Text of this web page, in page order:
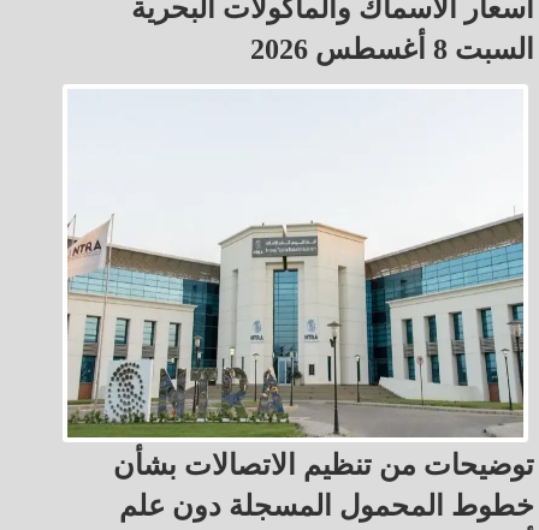
أسعار الأسماك والمأكولات البحرية
السبت 8 أغسطس 2026
توضيحات من تنظيم الاتصالات بشأن
خطوط المحمول المسجلة دون علم